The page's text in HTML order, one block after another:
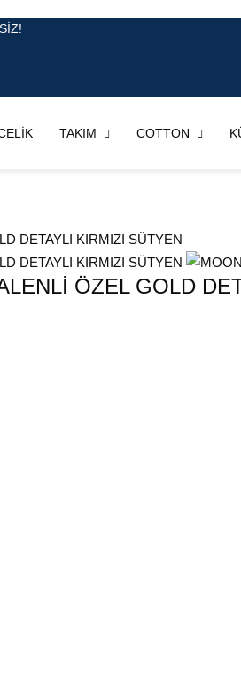
TAKIM COTTON
ÖZEL GOLD